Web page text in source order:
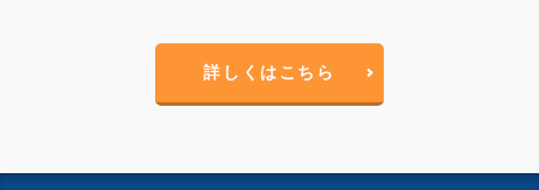
詳しくはこちら